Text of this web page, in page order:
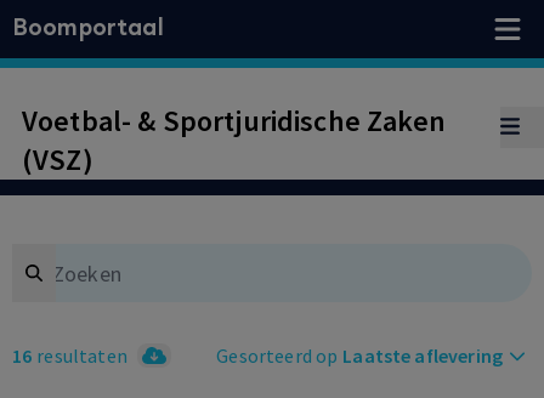
Boomportaal
Voetbal- & Sportjuridische Zaken
(VSZ)
Search
16 resultaten Gesorteerd op Laatste aflevering